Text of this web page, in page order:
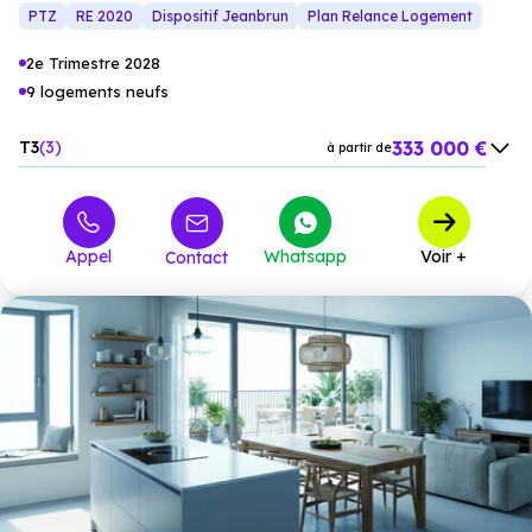
terrasses plein ciel avec des vues dégagées sur le Lac Léman
et les montagnes environnantes, apportant un véritable atout
PTZ RE 2020 Dispositif Jeanbrun Plan Relance Logement
2e Trimestre 2028
9 logements neufs
T3 3 à partir de333 000 €
Appel Contact Whatsapp Voir +